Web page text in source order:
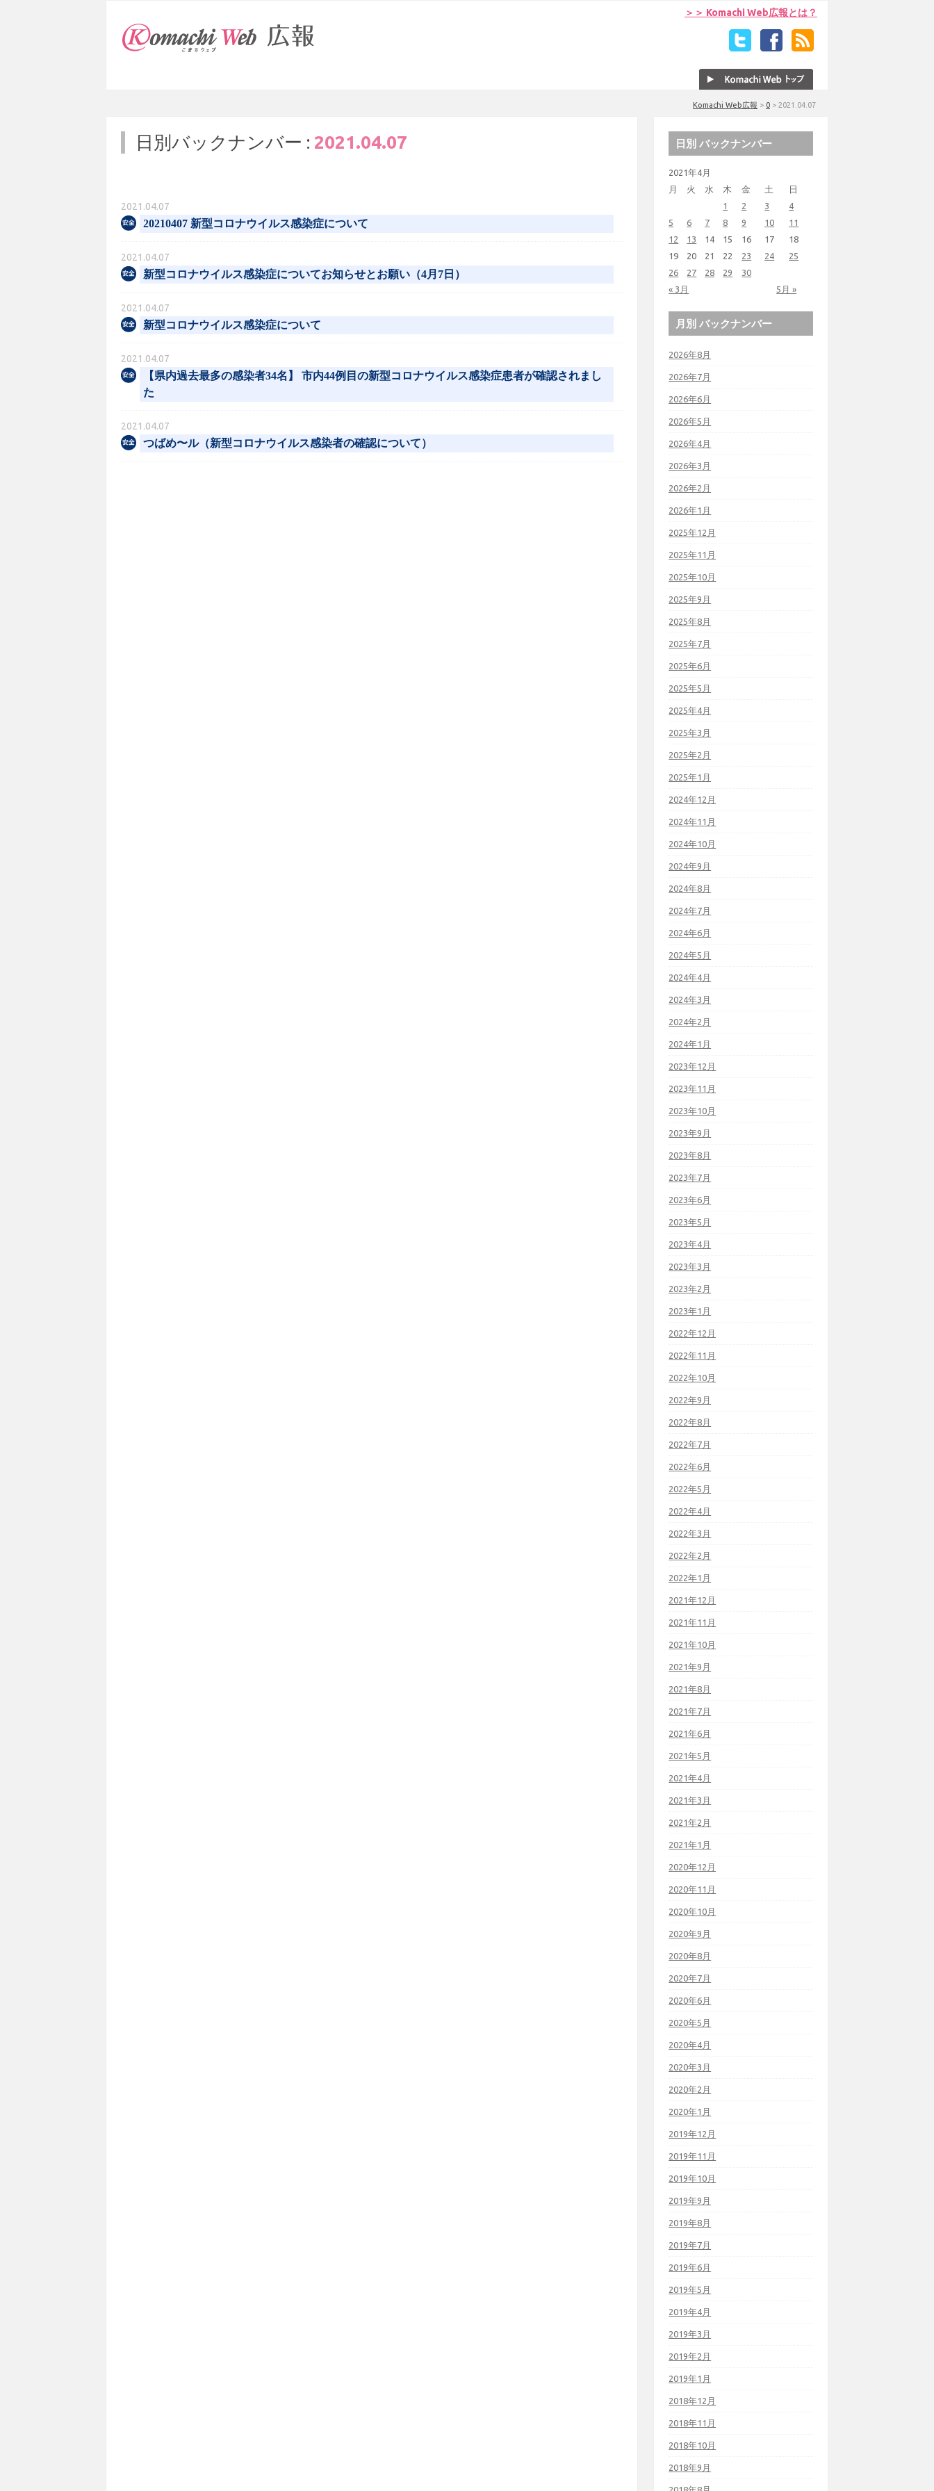
＞＞ Komachi Web広報とは？
Komachi Web広報 > 0 > 2021.04.07
日別バックナンバー : 2021.04.07
2021.04.07
20210407 新型コロナウイルス感染症について
2021.04.07
新型コロナウイルス感染症についてお知らせとお願い（4月7日）
2021.04.07
新型コロナウイルス感染症について
2021.04.07
【県内過去最多の感染者34名】 市内44例目の新型コロナウイルス感染症患者が確認されまし
た
2021.04.07
つばめ〜ル（新型コロナウイルス感染者の確認について）
日別 バックナンバー
2021年4月
月
火 水 木 金 土 日
« 3月 5月 »
1 2 3
4
5
6 7 8 9 10
11
12
13 14 15 16 17
18
19
20 21 22 23 24
25
26
27 28 29 30
月別 バックナンバー
2026年8月
2026年7月
2026年6月
2026年5月
2026年4月
2026年3月
2026年2月
2026年1月
2025年12月
2025年11月
2025年10月
2025年9月
2025年8月
2025年7月
2025年6月
2025年5月
2025年4月
2025年3月
2025年2月
2025年1月
2024年12月
2024年11月
2024年10月
2024年9月
2024年8月
2024年7月
2024年6月
2024年5月
2024年4月
2024年3月
2024年2月
2024年1月
2023年12月
2023年11月
2023年10月
2023年9月
2023年8月
2023年7月
2023年6月
2023年5月
2023年4月
2023年3月
2023年2月
2023年1月
2022年12月
2022年11月
2022年10月
2022年9月
2022年8月
2022年7月
2022年6月
2022年5月
2022年4月
2022年3月
2022年2月
2022年1月
2021年12月
2021年11月
2021年10月
2021年9月
2021年8月
2021年7月
2021年6月
2021年5月
2021年4月
2021年3月
2021年2月
2021年1月
2020年12月
2020年11月
2020年10月
2020年9月
2020年8月
2020年7月
2020年6月
2020年5月
2020年4月
2020年3月
2020年2月
2020年1月
2019年12月
2019年11月
2019年10月
2019年9月
2019年8月
2019年7月
2019年6月
2019年5月
2019年4月
2019年3月
2019年2月
2019年1月
2018年12月
2018年11月
2018年10月
2018年9月